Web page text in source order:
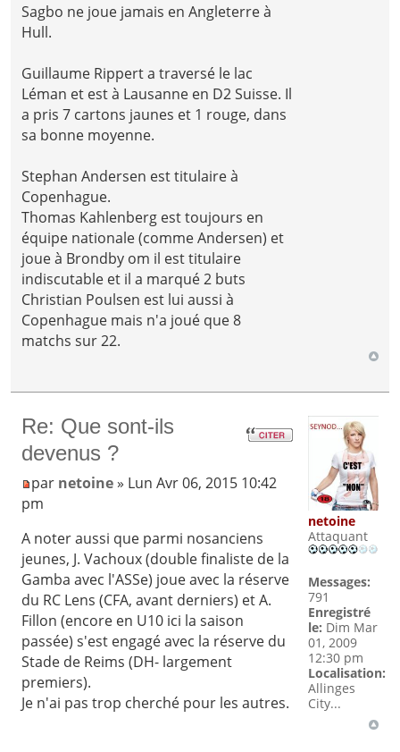
Sagbo ne joue jamais en Angleterre à
Hull.
Guillaume Rippert a traversé le lac
Léman et est à Lausanne en D2 Suisse. Il
a pris 7 cartons jaunes et 1 rouge, dans
sa bonne moyenne.
Stephan Andersen est titulaire à
Copenhague.
Thomas Kahlenberg est toujours en
équipe nationale (comme Andersen) et
joue à Brondby om il est titulaire
indiscutable et il a marqué 2 buts
Christian Poulsen est lui aussi à
Copenhague mais n'a joué que 8
matchs sur 22.
Re: Que sont-ils
devenus ?
par netoine» Lun Avr 06, 2015 10:42
pm
A noter aussi que parmi nosanciens
jeunes, J. Vachoux (double finaliste de la
Gamba avec l'ASSe) joue avec la réserve
du RC Lens (CFA, avant derniers) et A.
Fillon (encore en U10 ici la saison
passée) s'est engagé avec la réserve du
Stade de Reims (DH- largement
premiers).
Je n'ai pas trop cherché pour les autres.
netoine
Attaquant
Messages:
791
Enregistré
le: Dim Mar
01, 2009
12:30 pm
Localisation:
Allinges
City...